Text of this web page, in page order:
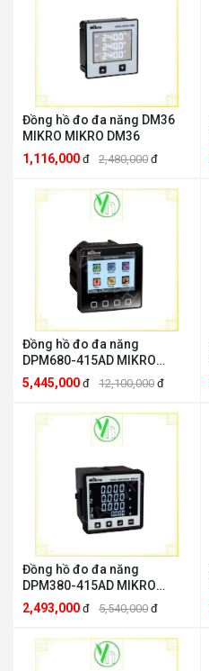
Đồng hồ đo đa năng DM36
MIKRO MIKRO DM36
1,116,000 đ 2,480,000 đ
Đồng hồ đo đa năng
DPM680-415AD MIKRO
MIKRO DPM680-415AD
5,445,000 đ 12,100,000 đ
Đồng hồ đo đa năng
DPM380-415AD MIKRO
MIKRO DPM380-415AD
2,493,000 đ 5,540,000 đ